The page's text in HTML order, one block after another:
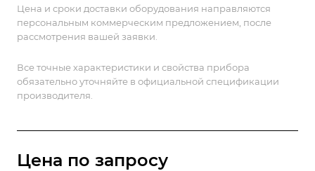
Цена и сроки доставки оборудования направляются
персональным коммерческим предложением, после
рассмотрения вашей заявки.
Все точные характеристики и свойства прибора
обязательно уточняйте в официальной спецификации
производителя.
Цена по запросу